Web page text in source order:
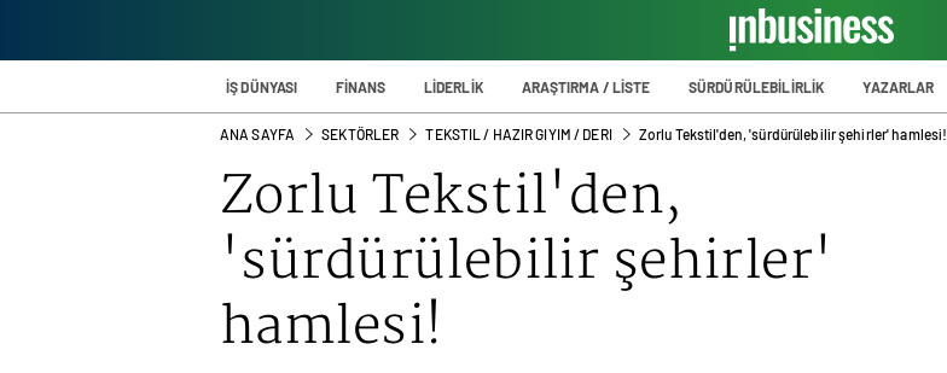
İŞ DÜNYASI FİNANS LİDERLİK ARAŞTIRMA / LİSTE SÜRDÜRÜLEBİLİRLİK YAZARLAR
ANA SAYFA SEKTÖRLER TEKSTIL / HAZIR GIYIM / DERI Zorlu Tekstil'den, 'sürdürülebilir şehirler' hamlesi!
Zorlu Tekstil'den,
'sürdürülebilir şehirler'
hamlesi!